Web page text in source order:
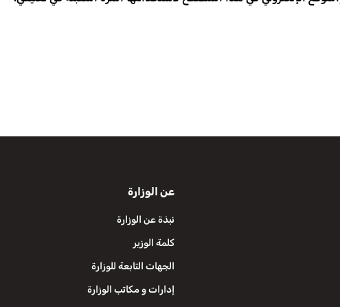
عن الوزارة
نبذة عن الوزارة
كلمة الوزير
الجهات التابعة للوزارة
إدارات و مكاتب الوزارة